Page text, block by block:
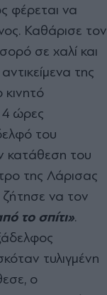
φέρεται να
Καθάρισε τον
σε χαλί και
της
ώρες
του
κατάθεση του
της Λάρισας
να τον
το σπίτι».
τυλιγμένη
ο